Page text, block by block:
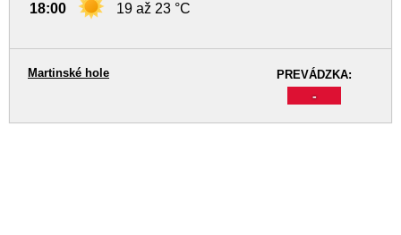
18:00 19 až 23 °C
PREVÁDZKA:
-
Martinské hole